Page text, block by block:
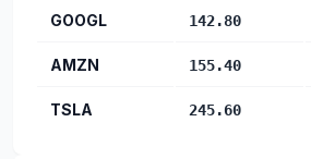
GOOGL 142.80
AMZN 155.40
TSLA 245.60